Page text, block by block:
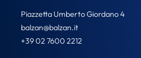
Piazzetta Umberto Giordano 4
balzan@balzan.it
+39 02 7600 2212